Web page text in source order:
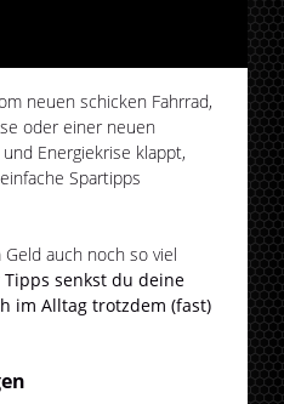
neuen schicken Fahrrad,
oder einer neuen
Energiekrise klappt,
Spartipps
auch noch so viel
senkst du deine
im Alltag trotzdem (fast)